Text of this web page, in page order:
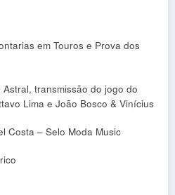
em Touros e Prova dos
transmissão do jogo do
Lima e João Bosco & Vinícius
Costa – Selo Moda Music